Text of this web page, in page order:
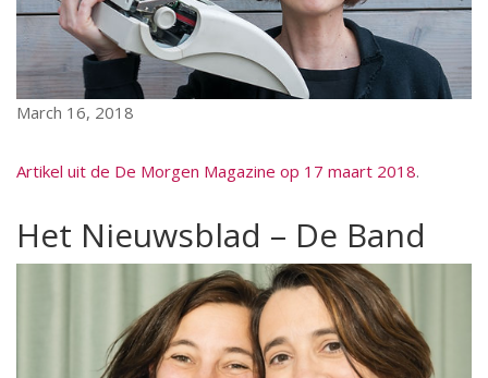
March 16, 2018
Artikel uit de De Morgen Magazine op 17 maart 2018.
Het Nieuwsblad – De Band